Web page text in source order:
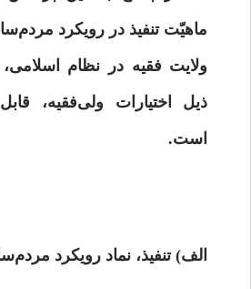
ماهیّت تنفیذ در رویکرد
ولایت فقیه در نظام اسلامی،
ذیل اختیارات ولی‌فقیه،‌
است.
الف)‌ تنفیذ، نماد رویکرد